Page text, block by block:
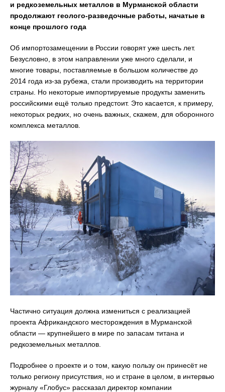
и редкоземельных металлов в Мурманской области
продолжают геолого-разведочные работы, начатые в
конце прошлого года
Об импортозамещении в России говорят уже шесть лет.
Безусловно, в этом направлении уже много сделали, и
многие товары, поставляемые в большом количестве до
2014 года из-за рубежа, стали производить на территории
страны. Но некоторые импортируемые продукты заменить
российскими ещё только предстоит. Это касается, к примеру,
некоторых редких, но очень важных, скажем, для оборонного
комплекса металлов.
Частично ситуация должна измениться с реализацией
проекта Африкандского месторождения в Мурманской
области — крупнейшего в мире по запасам титана и
редкоземельных металлов.
Подробнее о проекте и о том, какую пользу он принесёт не
только региону присутствия, но и стране в целом, в интервью
журналу «Глобус» рассказал директор компании